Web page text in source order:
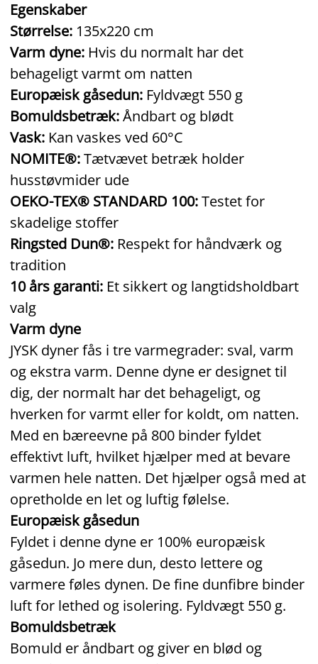
Egenskaber
Størrelse: 135x220 cm
Varm dyne: Hvis du normalt har det
behageligt varmt om natten
Europæisk gåsedun: Fyldvægt 550 g
Bomuldsbetræk:Åndbart og blødt
Vask: Kan vaskes ved 60°C
NOMITE®:Tætvævet betræk holder
husstøvmider ude
OEKO-TEX® STANDARD 100:Testet for
skadelige stoffer
Ringsted Dun®: Respekt for håndværk og
tradition
10 års garanti: Et sikkert og langtidsholdbart
valg
Varm dyne
JYSK dyner fås i tre varmegrader: sval, varm
og ekstra varm. Denne dyne er designet til
dig, der normalt har det behageligt, og
hverken for varmt eller for koldt, om natten.
Med en bæreevne på 800 binder fyldet
effektivt luft, hvilket hjælper med at bevare
varmen hele natten. Det hjælper også med at
opretholde en let og luftig følelse.
Europæisk gåsedun
Fyldet i denne dyne er 100% europæisk
gåsedun. Jo mere dun, desto lettere og
varmere føles dynen. De fine dunfibre binder
luft for lethed og isolering. Fyldvægt 550 g.
Bomuldsbetræk
Bomuld er åndbart og giver en blød og